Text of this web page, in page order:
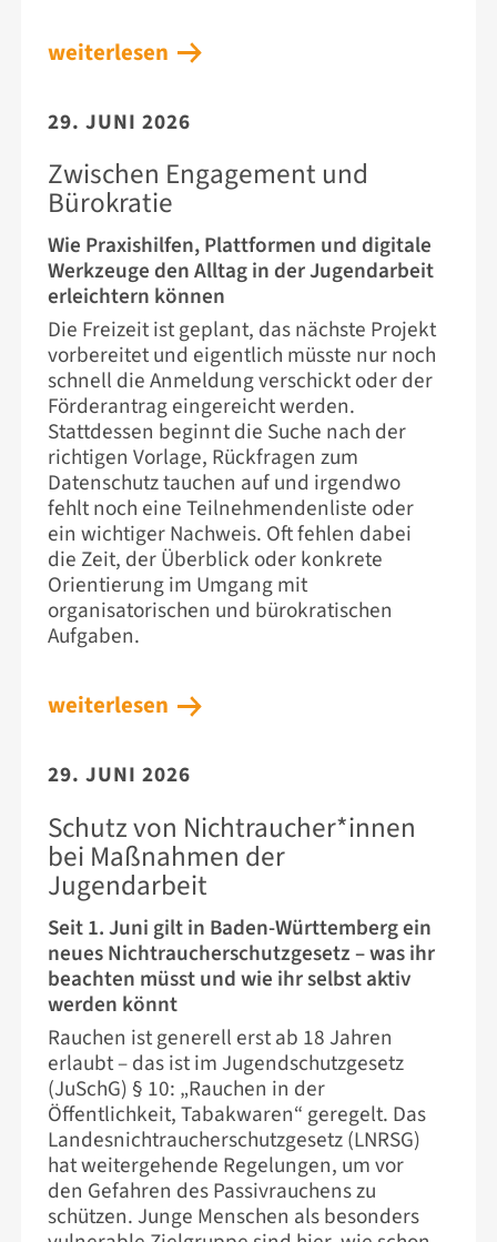
weiterlesen
29. JUNI 2026
Zwischen Engagement und
Bürokratie
Wie Praxishilfen, Plattformen und digitale
Werkzeuge den Alltag in der Jugendarbeit
erleichtern können
Die Freizeit ist geplant, das nächste Projekt
vorbereitet und eigentlich müsste nur noch
schnell die Anmeldung verschickt oder der
Förderantrag eingereicht werden.
Stattdessen beginnt die Suche nach der
richtigen Vorlage, Rückfragen zum
Datenschutz tauchen auf und irgendwo
fehlt noch eine Teilnehmendenliste oder
ein wichtiger Nachweis. Oft fehlen dabei
die Zeit, der Überblick oder konkrete
Orientierung im Umgang mit
organisatorischen und bürokratischen
Aufgaben.
weiterlesen
29. JUNI 2026
Schutz von Nichtraucher*innen
bei Maßnahmen der
Jugendarbeit
Seit 1. Juni gilt in Baden-Württemberg ein
neues Nichtraucherschutzgesetz – was ihr
beachten müsst und wie ihr selbst aktiv
werden könnt
Rauchen ist generell erst ab 18 Jahren
erlaubt – das ist im Jugendschutzgesetz
(JuSchG) § 10: „Rauchen in der
Öffentlichkeit, Tabakwaren“ geregelt. Das
Landesnichtraucherschutzgesetz (LNRSG)
hat weitergehende Regelungen, um vor
den Gefahren des Passivrauchens zu
schützen. Junge Menschen als besonders